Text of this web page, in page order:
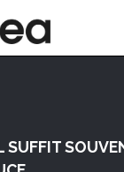
SUFFIT